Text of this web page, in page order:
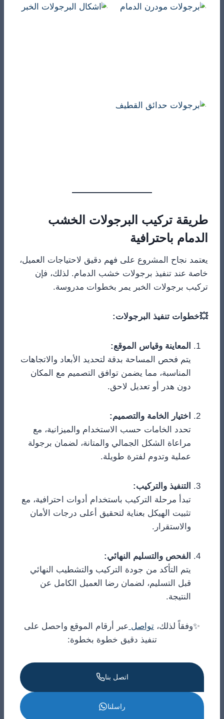
طريقة تركيب البرجولات الخشب
الدمام باحترافية
يعتمد نجاح المشروع على فهم دقيق لاحتياجات العميل،
خاصة عند تنفيذ برجولات خشب الدمام. لذلك، فإن
تركيب برجولات الخبر يمر بخطوات مدروسة.
💥خطوات تنفيذ البرجولات:
المعاينة وقياس الموقع:
يتم فحص المساحة بدقة لتحديد الأبعاد والاتجاهات
المناسبة، مما يضمن توافق التصميم مع المكان
دون هدر أو تعديل لاحق.
اختيار الخامة والتصميم:
تحدد الخامات حسب الاستخدام والميزانية، مع
مراعاة الشكل الجمالي والمتانة، لضمان برجولة
عملية وتدوم لفترة طويلة.
التنفيذ والتركيب:
تبدأ مرحلة التركيب باستخدام أدوات احترافية، مع
تثبيت الهيكل بعناية لتحقيق أعلى درجات الأمان
والاستقرار.
الفحص والتسليم النهائي:
يتم التأكد من جودة التركيب والتشطيب النهائي
قبل التسليم، لضمان رضا العميل الكامل عن
النتيجة.
✨وفقاً لذلك، تواصل عبر أرقام الموقع واحصل على
تنفيذ دقيق خطوة بخطوة:
اتصل بنا
راسلنا